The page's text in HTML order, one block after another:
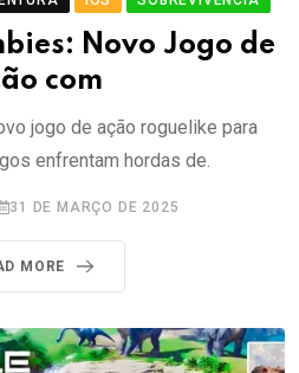
Novo Jogo de
com
jogo de ação roguelike para
enfrentam hordas de.
31 DE MARÇO DE 2025
MORE